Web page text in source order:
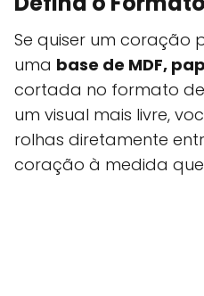
Se quiser um coração
uma base de MDF,
cortada no formato
um visual mais livre,
rolhas diretamente
coração à medida